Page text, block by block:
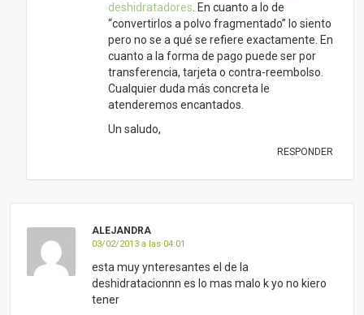
deshidratadores. En cuanto a lo de
“convertirlos a polvo fragmentado” lo siento
pero no se a qué se refiere exactamente. En
cuanto a la forma de pago puede ser por
transferencia, tarjeta o contra-reembolso.
Cualquier duda más concreta le
atenderemos encantados.
Un saludo,
RESPONDER
ALEJANDRA
03/02/2013 a las 04:01
esta muy ynteresantes el de la
deshidratacionnn es lo mas malo k yo no kiero
tener